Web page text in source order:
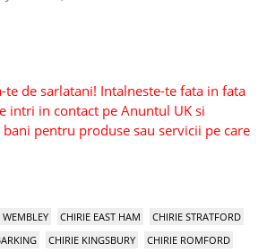
te de sarlatani! Intalneste-te fata in fata
intri in contact pe Anuntul UK si
pentru produse sau servicii pe care
WEMBLEY CHIRIE EAST HAM
CHIRIE STRATFORD
CHIRIE KINGSBURY
CHIRIE ROMFORD